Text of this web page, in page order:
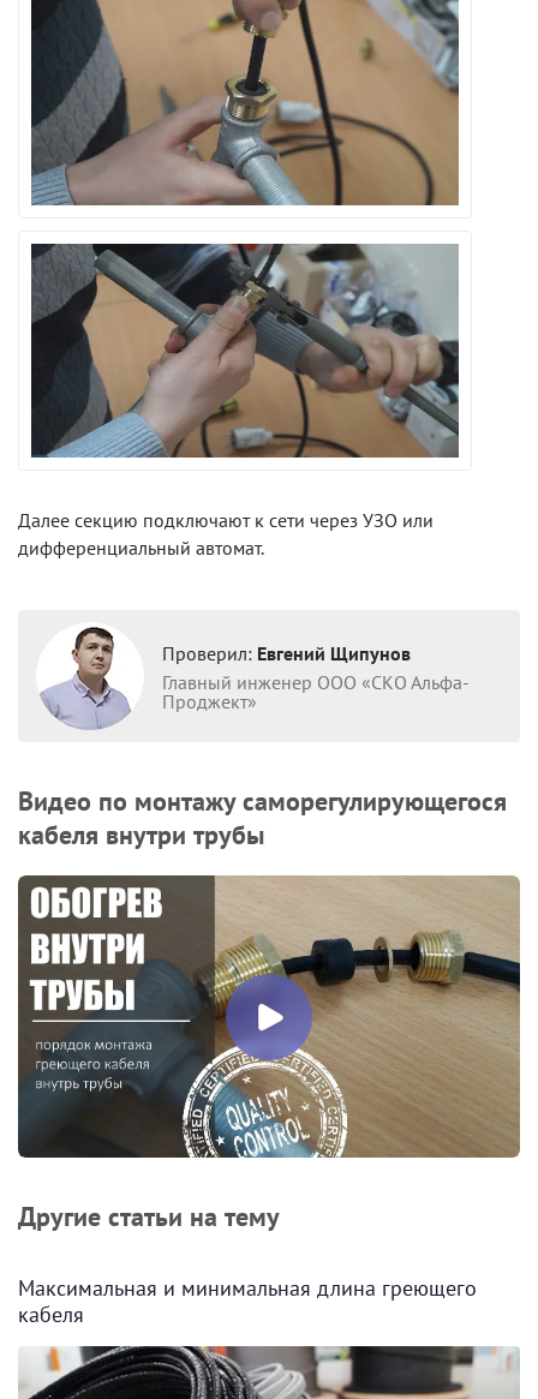
Далее секцию подключают к сети через УЗО или
дифференциальный автомат.
Проверил: Евгений Щипунов
Главный инженер ООО «СКО Альфа-
Проджект»
Видео по монтажу саморегулирующегося
кабеля внутри трубы
Другие статьи на тему
Максимальная и минимальная длина греющего
кабеля